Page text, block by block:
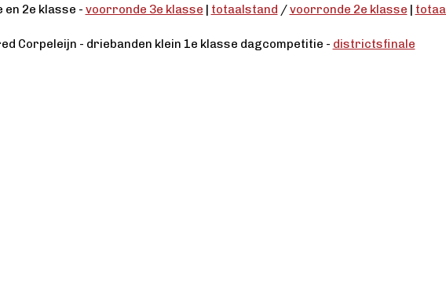
2e klasse - voorronde 3e klasse | totaalstand /voorronde 2e klasse |
Corpeleijn - driebanden klein 1e klasse dagcompetitie - districtsfinale